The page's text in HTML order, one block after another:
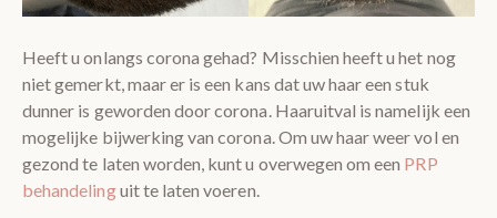
Heeft u onlangs corona gehad? Misschien heeft u het nog
niet gemerkt, maar er is een kans dat uw haar een stuk
dunner is geworden door corona. Haaruitval is namelijk een
mogelijke bijwerking van corona. Om uw haar weer vol en
gezond te laten worden, kunt u overwegen om een PRP
behandelinguit te laten voeren.